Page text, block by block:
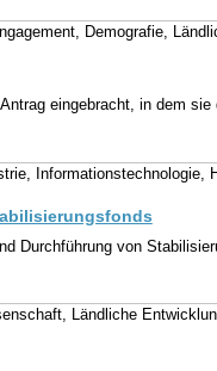
Demografie,
eingebracht, in dem
Informationstechnologie,
Durchführung von
Ländliche